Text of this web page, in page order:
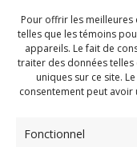
Pour offrir les meilleures
telles que les témoins
appareils. Le fait de
traiter des données
uniques sur ce site.
consentement peut
Fonctionnel